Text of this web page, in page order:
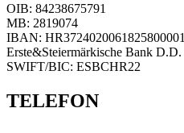
OIB: 84238675791
MB: 2819074
IBAN: HR3724020061825800001
Erste&Steiermärkische Bank D.D.
SWIFT/BIC: ESBCHR22
TELEFON